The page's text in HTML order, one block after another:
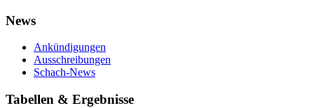
News
Ankündigungen
Ausschreibungen
Schach-News
Tabellen & Ergebnisse